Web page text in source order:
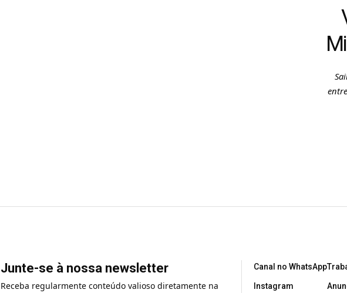
Junte-se à nossa newsletter
Receba regularmente conteúdo valioso diretamente na
Canal no WhatsApp
Instagram